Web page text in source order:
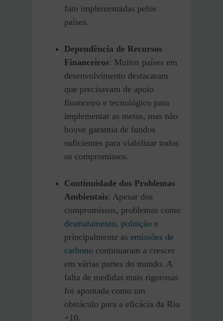
fato implementadas pelos
países.
Dependência de Recursos
Financeiros: Muitos países em
desenvolvimento destacaram
que precisavam de apoio
financeiro e tecnológico para
implementar as metas, mas não
houve garantia de fundos
suficientes para viabilizar todos
os compromissos.
Continuidade dos Problemas
Ambientais: Apesar dos
compromissos, problemas como
desmatamento, poluição e
principalmente as emissões de
carbono continuaram a crescer
em várias partes do mundo. A
falta de medidas mais rigorosas
foi apontada como um
obstáculo para a eficácia da Rio
+10.